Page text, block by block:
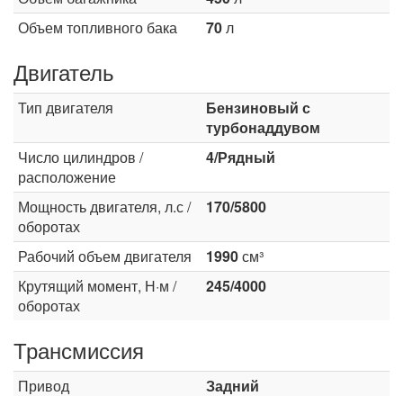
Объем топливного бака
70л
Двигатель
Тип двигателя
Бензиновый с
турбонаддувом
Число цилиндров /
расположение
4/Рядный
Мощность двигателя, л.с /
оборотах
170/5800
Рабочий объем двигателя 1990см³
Крутящий момент, Н·м /
оборотах
245/4000
Трансмиссия
Привод Задний